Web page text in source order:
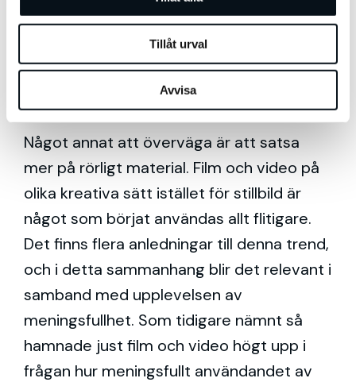
Tillåt urval
Avvisa
dem framtida forskning och så bidrar din
kommunikation till att sprida kunskap om
bröstcancer. Helt klart ett exempel på
mervärde som skapar meningsfullhet.
Något annat att överväga är att satsa
mer på rörligt material. Film och video på
olika kreativa sätt istället för stillbild är
något som börjat användas allt flitigare.
Det finns flera anledningar till denna trend,
och i detta sammanhang blir det relevant i
samband med upplevelsen av
meningsfullhet. Som tidigare nämnt så
hamnade just film och video högt upp i
frågan hur meningsfullt användandet av